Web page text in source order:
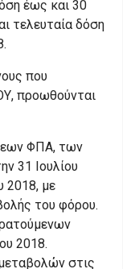
έως και 30
τελευταία δόση
που
προωθούνται
ΦΠΑ, των
31 Ιουλίου
2018, με
του φόρου.
2018.
στις